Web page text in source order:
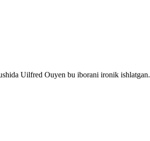
Uilfred Ouyen bu iborani ironik ishlatgan.